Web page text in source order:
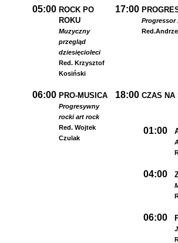
05:00 ROCK PO
ROKU
Muzyczny
przegląd
dziesięcioleci
Red. Krzysztof
Kosiński
17:00
Progressor
Red.
06:00 PRO-MUSICA
Progresywny
rocki art rock
Red. Wojtek
Czulak
18:00 CZAS NA
01:00
04:00
06:00